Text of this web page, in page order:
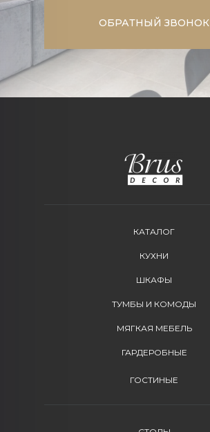
ОБРАТНЫЙ ЗВОНОК
КАТАЛОГ
КУХНИ
ШКАФЫ
ТУМБЫ И КОМОДЫ
МЯГКАЯ МЕБЕЛЬ
ГАРДЕРОБНЫЕ
ГОСТИНЫЕ